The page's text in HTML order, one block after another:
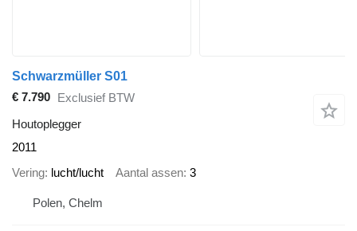
Schwarzmüller S01
€ 7.790 Exclusief BTW
Houtoplegger
2011
Vering lucht/lucht Aantal assen 3
Polen, Chelm